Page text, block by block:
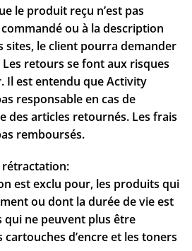
le produit reçu n’est pas
ou à la description
sites, le client pourra demander
retours se font aux risques
Il est entendu que Activity
responsable en cas de
des articles retournés. Les frais
remboursés.
rétractation:
est exclu pour, les produits qui
ou dont la durée de vie est
ne peuvent plus être
d’encre et les toners